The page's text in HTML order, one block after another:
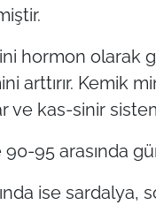
hormon olarak
arttırır. Kemik
ve kas-sinir
95 arasında
ise sardalya,